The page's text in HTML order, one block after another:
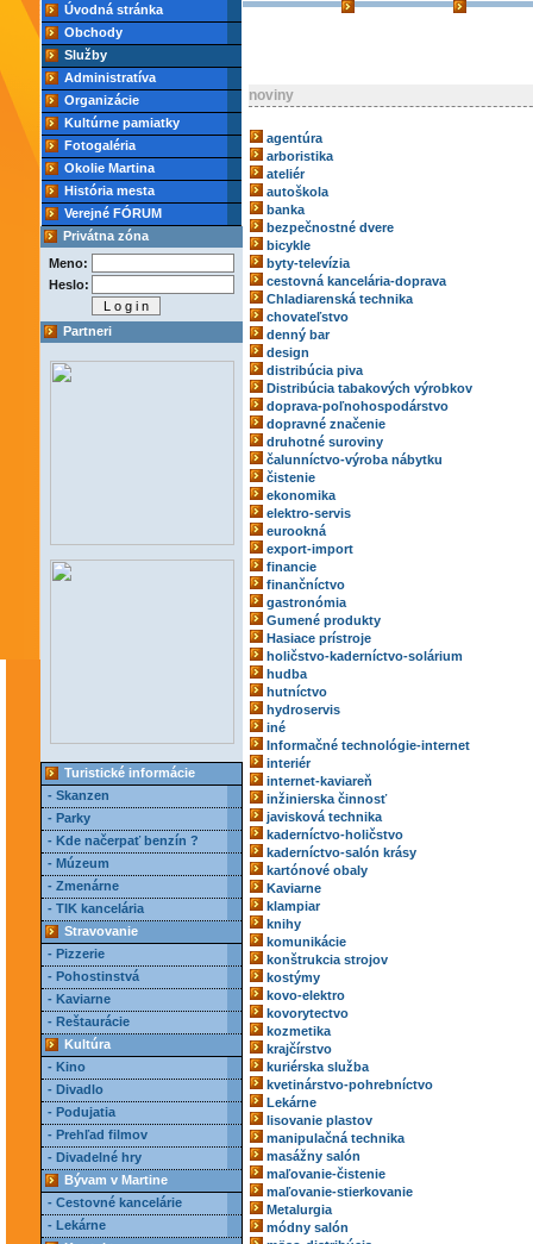
Úvodná stránka
Obchody
Služby
Administratíva
Organizácie
Kultúrne pamiatky
Fotogaléria
Okolie Martina
História mesta
Verejné FÓRUM
Privátna zóna
Meno:
Heslo:
Partneri
Turistické informácie
- Skanzen
- Parky
- Kde načerpať benzín ?
- Múzeum
- Zmenárne
- TIK kancelária
Stravovanie
- Pizzerie
- Pohostinstvá
- Kaviarne
- Reštaurácie
Kultúra
- Kino
- Divadlo
- Podujatia
- Prehľad filmov
- Divadelné hry
Bývam v Martine
- Cestovné kancelárie
- Lekárne
noviny
agentúra
arboristika
ateliér
autoškola
banka
bezpečnostné dvere
bicykle
byty-televízia
cestovná kancelária-doprava
Chladiarenská technika
chovateľstvo
denný bar
design
distribúcia piva
Distribúcia tabakových výrobkov
doprava-poľnohospodárstvo
dopravné značenie
druhotné suroviny
čalunníctvo-výroba nábytku
čistenie
ekonomika
elektro-servis
eurookná
export-import
financie
finančníctvo
gastronómia
Gumené produkty
Hasiace prístroje
holičstvo-kaderníctvo-solárium
hudba
hutníctvo
hydroservis
iné
Informačné technológie-internet
interiér
internet-kaviareň
inžinierska činnosť
javisková technika
kaderníctvo-holičstvo
kaderníctvo-salón krásy
kartónové obaly
Kaviarne
klampiar
knihy
komunikácie
konštrukcia strojov
kostýmy
kovo-elektro
kovorytectvo
kozmetika
krajčírstvo
kuriérska služba
kvetinárstvo-pohrebníctvo
Lekárne
lisovanie plastov
manipulačná technika
masážny salón
maľovanie-čistenie
maľovanie-stierkovanie
Metalurgia
módny salón